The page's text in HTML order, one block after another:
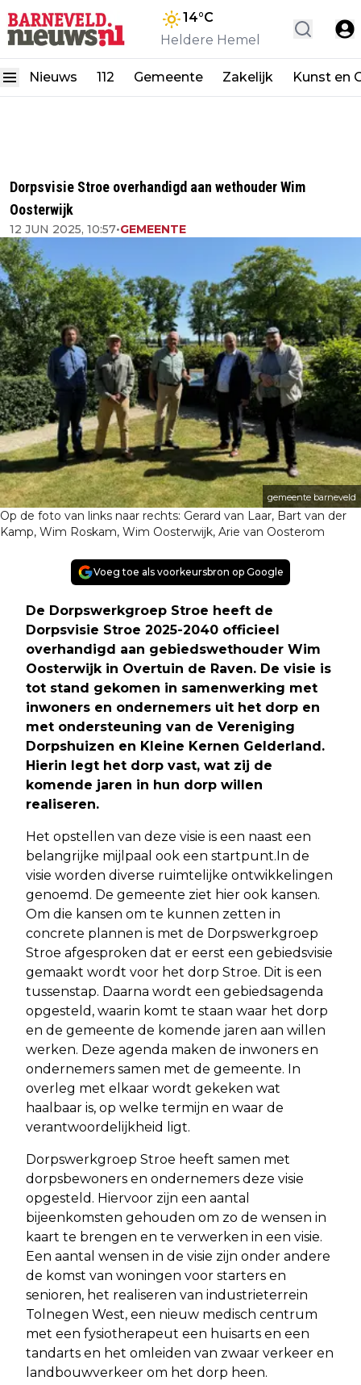
14°C
Heldere Hemel
Nieuws 112 Gemeente Zakelijk Kunst en
Dorpsvisie Stroe overhandigd aan wethouder Wim
Oosterwijk
12 JUN 2025, 10:57•GEMEENTE
gemeente barneveld
Op de foto van links naar rechts: Gerard van Laar, Bart van der
Kamp, Wim Roskam, Wim Oosterwijk, Arie van Oosterom
Voeg toe als voorkeursbron op Google
De Dorpswerkgroep Stroe heeft de
Dorpsvisie Stroe 2025-2040 officieel
overhandigd aan gebiedswethouder Wim
Oosterwijk in Overtuin de Raven. De visie is
tot stand gekomen in samenwerking met
inwoners en ondernemers uit het dorp en
met ondersteuning van de Vereniging
Dorpshuizen en Kleine Kernen Gelderland.
Hierin legt het dorp vast, wat zij de
komende jaren in hun dorp willen
realiseren.
Het opstellen van deze visie is een naast een
belangrijke mijlpaal ook een startpunt.In de
visie worden diverse ruimtelijke ontwikkelingen
genoemd. De gemeente ziet hier ook kansen.
Om die kansen om te kunnen zetten in
concrete plannen is met de Dorpswerkgroep
Stroe afgesproken dat er eerst een gebiedsvisie
gemaakt wordt voor het dorp Stroe. Dit is een
tussenstap. Daarna wordt een gebiedsagenda
opgesteld, waarin komt te staan waar het dorp
en de gemeente de komende jaren aan willen
werken. Deze agenda maken de inwoners en
ondernemers samen met de gemeente. In
overleg met elkaar wordt gekeken wat
haalbaar is, op welke termijn en waar de
verantwoordelijkheid ligt.
Dorpswerkgroep Stroe heeft samen met
dorpsbewoners en ondernemers deze visie
opgesteld. Hiervoor zijn een aantal
bijeenkomsten gehouden om zo de wensen in
kaart te brengen en te verwerken in een visie.
Een aantal wensen in de visie zijn onder andere
de komst van woningen voor starters en
senioren, het realiseren van industrieterrein
Tolnegen West, een nieuw medisch centrum
met een fysiotherapeut een huisarts en een
tandarts en het omleiden van zwaar verkeer en
landbouwverkeer om het dorp heen.